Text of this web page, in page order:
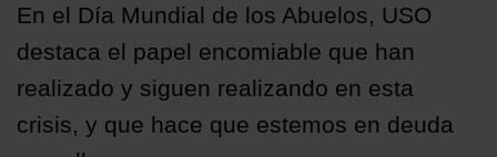
En el Día Mundial de los Abuelos, USO
destaca el papel encomiable que han
realizado y siguen realizando en esta
crisis, y que hace que estemos en deuda